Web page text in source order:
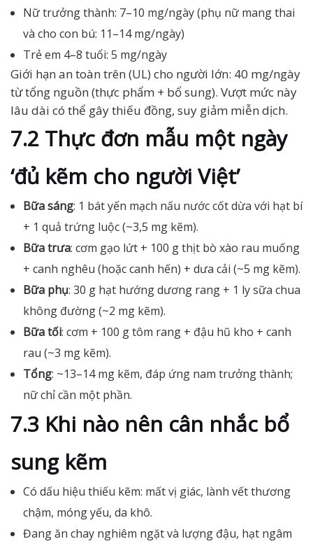
Nữ trưởng thành: 7–10 mg/ngày (phụ nữ mang thai
và cho con bú: 11–14 mg/ngày)
Trẻ em 4–8 tuổi: 5 mg/ngày
Giới hạn an toàn trên (UL) cho người lớn: 40 mg/ngày
từ tổng nguồn (thực phẩm + bổ sung). Vượt mức này
lâu dài có thể gây thiếu đồng, suy giảm miễn dịch.
7.2 Thực đơn mẫu một ngày
‘đủ kẽm cho người Việt’
Bữa sáng: 1 bát yến mạch nấu nước cốt dừa với hạt bí
+ 1 quả trứng luộc (~3,5 mg kẽm).
Bữa trưa: cơm gạo lứt + 100 g thịt bò xào rau muống
+ canh nghêu (hoặc canh hến) + dưa cải (~5 mg kẽm).
Bữa phụ: 30 g hạt hướng dương rang + 1 ly sữa chua
không đường (~2 mg kẽm).
Bữa tối: cơm + 100 g tôm rang + đậu hũ kho + canh
rau (~3 mg kẽm).
Tổng: ~13–14 mg kẽm, đáp ứng nam trưởng thành;
nữ chỉ cần một phần.
7.3 Khi nào nên cân nhắc bổ
sung kẽm
Có dấu hiệu thiếu kẽm: mất vị giác, lành vết thương
chậm, móng yếu, da khô.
Đang ăn chay nghiêm ngặt và lượng đậu, hạt ngâm